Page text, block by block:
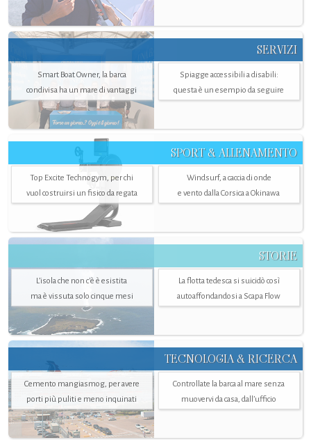
SERVIZI
Smart Boat Owner, la barca
condivisa ha un mare di vantaggi
Spiagge accessibili a disabili:
questa è un esempio da seguire
SPORT & ALLENAMENTO
Top Excite Technogym, per chi
vuol costruirsi un fisico da regata
Windsurf, a caccia di onde
e vento dalla Corsica a Okinawa
STORIE
L’isola che non c'è è esistita
ma è vissuta solo cinque mesi
La flotta tedesca si suicidò così
autoaffondandosi a Scapa Flow
TECNOLOGIA & RICERCA
Cemento mangiasmog, per avere
porti più puliti e meno inquinati
Controllate la barca al mare senza
muovervi da casa, dall’ufficio